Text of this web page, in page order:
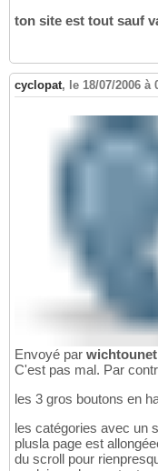
ton site est tout sauf
cyclopat, le 18/07/2006 à
Envoyé par wichtounet
C'est pas mal. Par
les 3 gros boutons en
les catégories avec un
plusla page est
du scroll pour